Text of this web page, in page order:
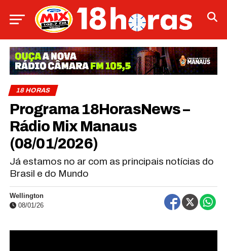
18 HORAS
Programa 18HorasNews​​​​​​​​​​​​ –
Rádio Mix Manaus
(08/01/2026)
Já estamos no ar com as principais notícias do
Brasil e do Mundo
Wellington
08/01/26